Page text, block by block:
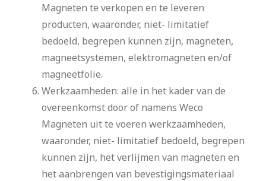
Magneten te verkopen en te leveren
producten, waaronder, niet- limitatief
bedoeld, begrepen kunnen zijn, magneten,
magneetsystemen, elektromagneten en/of
magneetfolie.
Werkzaamheden: alle in het kader van de
overeenkomst door of namens Weco
Magneten uit te voeren werkzaamheden,
waaronder, niet- limitatief bedoeld, begrepen
kunnen zijn, het verlijmen van magneten en
het aanbrengen van bevestigingsmateriaal